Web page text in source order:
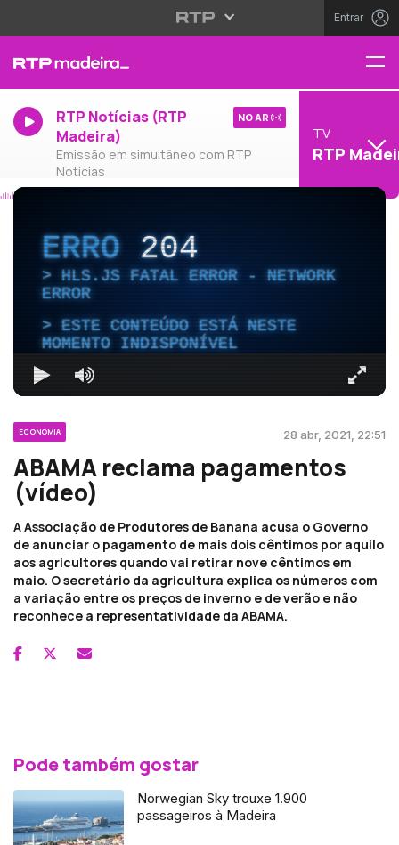
Entrar
RTP Notícias (RTP
Madeira)
Emissão em simultâneo com RTP
Notícias
NO AR
TV
RTP
ERRO204
HLS.JS FATAL ERROR - NETWORK
ERROR
ESTE CONTEÚDO ESTÁ NESTE
MOMENTO INDISPONÍVEL
ECONOMIA 28 abr, 2021, 22:51
ABAMA reclama pagamentos
(vídeo)
A Associação de Produtores de Banana acusa o Governo
de anunciar o pagamento de mais dois cêntimos por aquilo
aos agricultores quando vai retirar nove cêntimos em
maio. O secretário da agricultura explica os números com
a variação entre os preços de inverno e de verão e não
reconhece a representatividade da ABAMA.
Pode também gostar
Norwegian Sky trouxe 1.900
passageiros à Madeira